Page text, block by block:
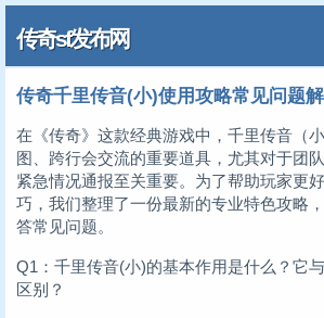
传奇sf发布网
传奇千里传音(小)使用攻略常见问题解
在《传奇》这款经典游戏中，千里传音（
图、跨行会交流的重要道具，尤其对于团
紧急情况通报至关重要。为了帮助玩家更
巧，我们整理了一份最新的专业特色攻略
答常见问题。
Q1：千里传音(小)的基本作用是什么？它
区别？